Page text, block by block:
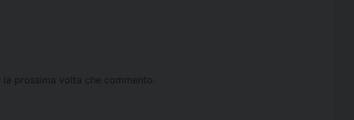
prossima volta che commento.